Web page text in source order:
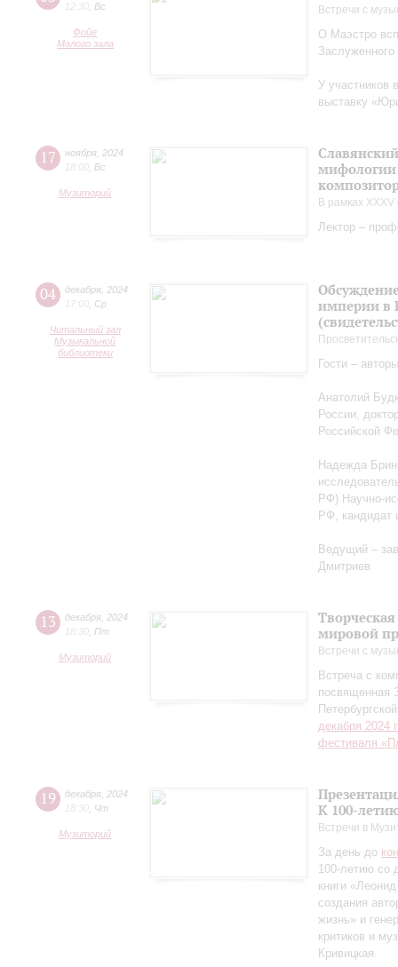
12:30 Вс
Фойе
Малого зала
Встречи с
О Маэстро
У участников
выставку
17 ноября 2024
18:00 Вс
Музиторий
мифологии
В рамках
Лектор –
04 декабря 2024
17:00 Ср
Читальный зал
Музыкальной
библиотеки
империи в
Гости –
Анатолий
России,
Российской
Надежда
РФ) Научно-
РФ, кандидат
Ведущий –
Дмитриев
13 декабря 2024
18:30 Пт
Музиторий
мировой
Встречи с
Встреча с
посвященная
декабря 2024
фестиваля
19 декабря 2024
18:30 Чт
Музиторий
К 100-
Встречи в
За день до
100-летию со
книги
создания
жизнь» и
критиков и
Кривицкая.